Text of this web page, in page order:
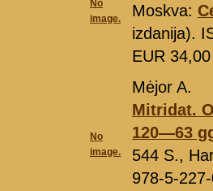
No
image.
Moskva:
izdanija).
EUR
No
image.
Mėjor A.
Mitridat.
120—63
544 S.,
978-5-